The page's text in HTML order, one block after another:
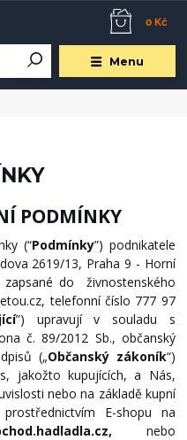
Menu
0 Kč
PODMÍNKY
(“Podmínky”) podnikatele
2619/13, Praha 9 - Horní
zapsané do živnostenského
telefonní číslo 777 97
”) upravují v souladu s
č. 89/2012 Sb., občanský
(„Občanský zákoník“)
jakožto kupujících, a Nás,
nebo na základě kupní
E-shopu na
nebo